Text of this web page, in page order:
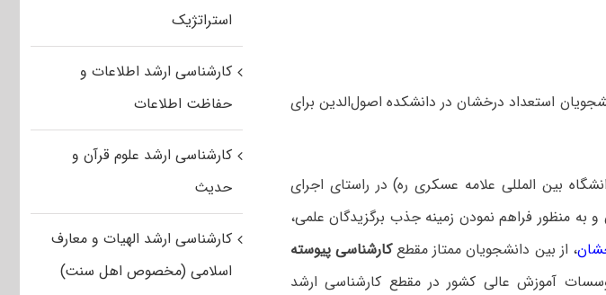
استعداد درخشان در دانشکده اصول‌الدین برای
بین المللی علامه عسکری ره) در راستای اجرای
منظور فراهم نمودن زمینه جذب برگزیدگان علمی،
، از بین دانشجویان ممتاز مقطعکارشناسی پیوسته
آموزش عالی کشور در مقطع کارشناسی ارشد
استراتژیک
کارشناسی ارشد اطلاعات و
حفاظت اطلاعات
کارشناسی ارشد علوم قرآن و
حدیث
کارشناسی ارشد الهیات و معارف
اسلامی (مخصوص اهل سنت)